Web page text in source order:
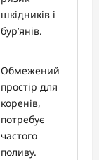
шкідників і
бур’янів.
Обмежений
простір для
коренів,
потребує
частого
поливу.